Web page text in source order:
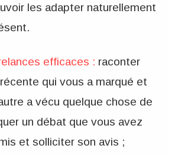
les adapter naturellement
efficaces : raconter
qui vous a marqué et
a vécu quelque chose de
un débat que vous avez
et solliciter son avis ;